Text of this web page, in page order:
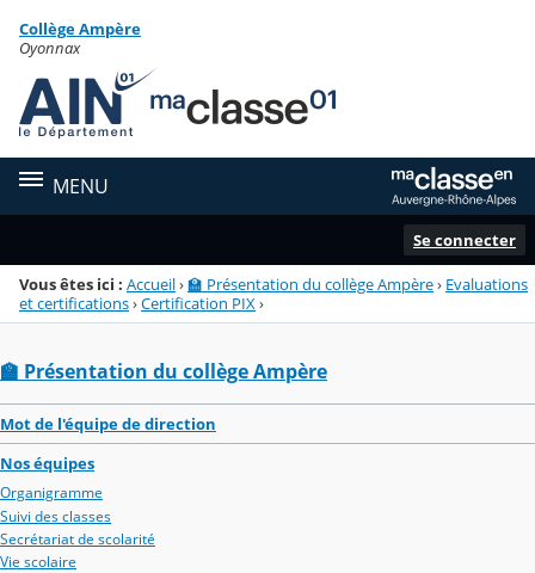
Menu de la rubrique
Contenu
Collège Ampère
Oyonnax
MENU
Se connecter
Vous êtes ici : Accueil›🏫 Présentation du collège Ampère› Evaluations
et certifications›Certification PIX ›
🏫 Présentation du collège Ampère
Mot de l'équipe de direction
Nos équipes
Organigramme
Suivi des classes
Secrétariat de scolarité
Vie scolaire